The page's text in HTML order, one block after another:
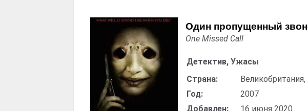
Один пропущенный
One Missed Call
Детектив, Ужасы
Страна:
Год:
2007
Добавлен:
16 июня 2020